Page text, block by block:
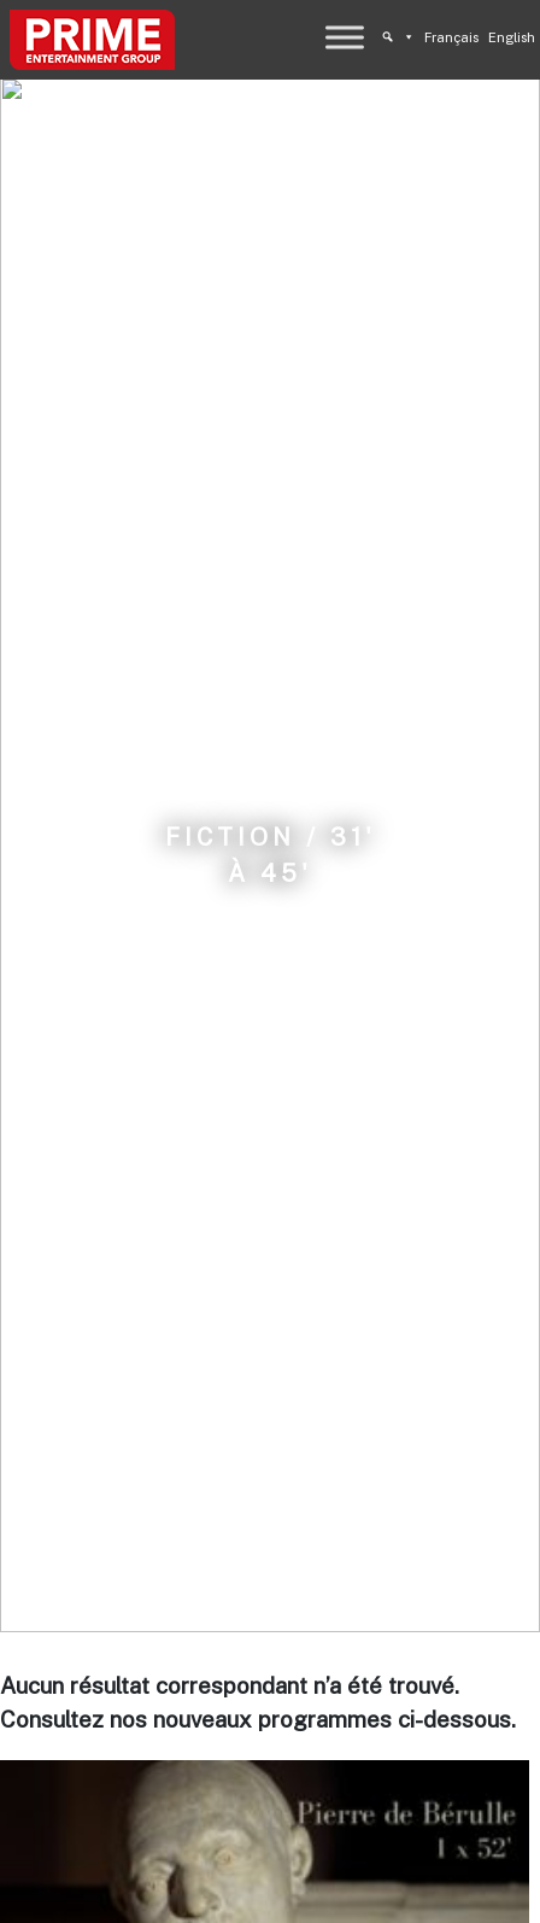
Français English
FICTION / 31'
À 45'
Aucun résultat correspondant n’a été trouvé.
Consultez nos nouveaux programmes ci-dessous.